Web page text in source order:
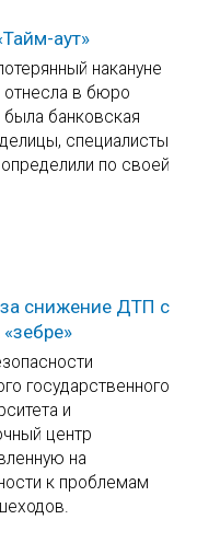
аут»
накануне
в бюро
была банковская
специалисты
по своей
снижение ДТП с
государственного
и
центр
на
к проблемам